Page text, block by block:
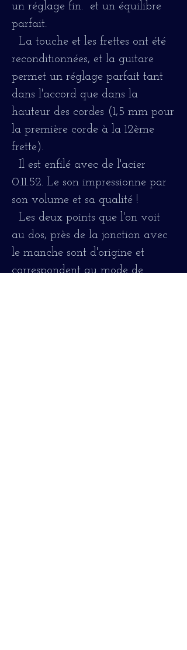
un réglage fin. et un équilibre
parfait.
La touche et les frettes ont été
reconditionnées, et la guitare
permet un réglage parfait tant
dans l'accord que dans la
hauteur des cordes (1,5 mm pour
la première corde à la 12ème
frette).
Il est enfilé avec de l'acier
0.11.52. Le son impressionne par
son volume et sa qualité !
Les deux points que l'on voit
au dos, près de la jonction avec
le manche sont d'origine et
correspondent au mode de